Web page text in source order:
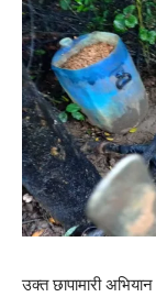
उक्त छापामारी